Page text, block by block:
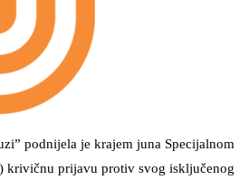
podnijela je krajem juna Specijalnom
krivičnu prijavu protiv svog isključenog